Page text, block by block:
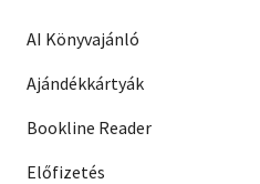
AI Könyvajánló
Ajándékkártyák
Bookline Reader
Előfizetés